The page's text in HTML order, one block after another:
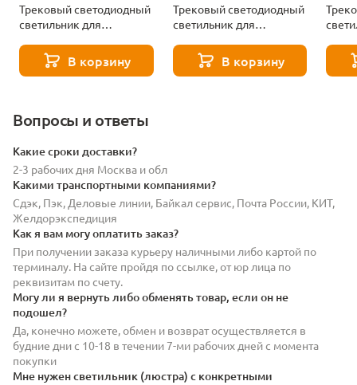
Трековый светодиодный
светильник для
шинопровода ST Luce
SKYFLAT ST674.436.15
В корзину
Трековый светодиодный
светильник для
шинопровода ST Luce
SKYFLAT ST680.543.07
В корзину
Вопросы и ответы
Какие сроки доставки?
2-3 рабочих дня Москва и обл
Какими транспортными компаниями?
Сдэк, Пэк, Деловые линии, Байкал сервис, Почта России, КИТ,
Желдорэкспедиция
Как я вам могу оплатить заказ?
При получении заказа курьеру наличными либо картой по
терминалу. На сайте пройдя по ссылке, от юр лица по
реквизитам по счету.
Могу ли я вернуть либо обменять товар, если он не
подошел?
Да, конечно можете, обмен и возврат осуществляется в
будние дни с 10-18 в течении 7-ми рабочих дней с момента
покупки
Мне нужен светильник (люстра) с конкретными